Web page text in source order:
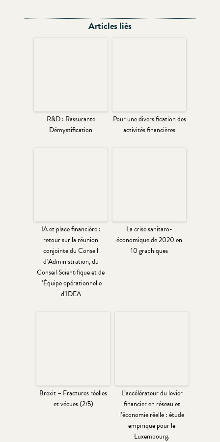
Articles liés
R&D : Rassurante
Démystification
Pour une diversification des
activités financières
IA et place financière :
retour sur la réunion
conjointe du Conseil
d’Administration, du
Conseil Scientifique et de
l’Équipe opérationnelle
d’IDEA
La crise sanitaro-
économique de 2020 en
10 graphiques
Brexit – Fractures réelles
et vécues (2/5)
L’accélérateur du levier
financier en réseau et
l’économie réelle : étude
empirique pour le
Luxembourg.